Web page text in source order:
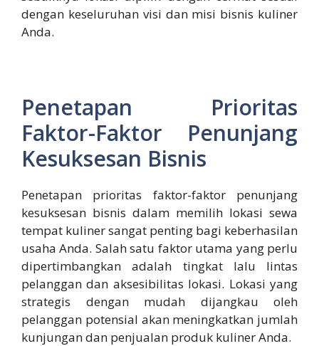
dengan keseluruhan visi dan misi bisnis kuliner
Anda.
Penetapan Prioritas
Faktor-Faktor Penunjang
Kesuksesan Bisnis
Penetapan prioritas faktor-faktor penunjang
kesuksesan bisnis dalam memilih lokasi sewa
tempat kuliner sangat penting bagi keberhasilan
usaha Anda. Salah satu faktor utama yang perlu
dipertimbangkan adalah tingkat lalu lintas
pelanggan dan aksesibilitas lokasi. Lokasi yang
strategis dengan mudah dijangkau oleh
pelanggan potensial akan meningkatkan jumlah
kunjungan dan penjualan produk kuliner Anda.